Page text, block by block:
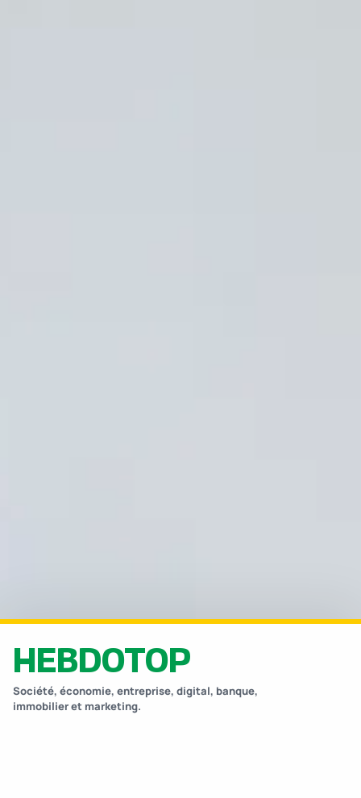
HEBDOTOP
Société, économie, entreprise, digital, banque,
immobilier et marketing.